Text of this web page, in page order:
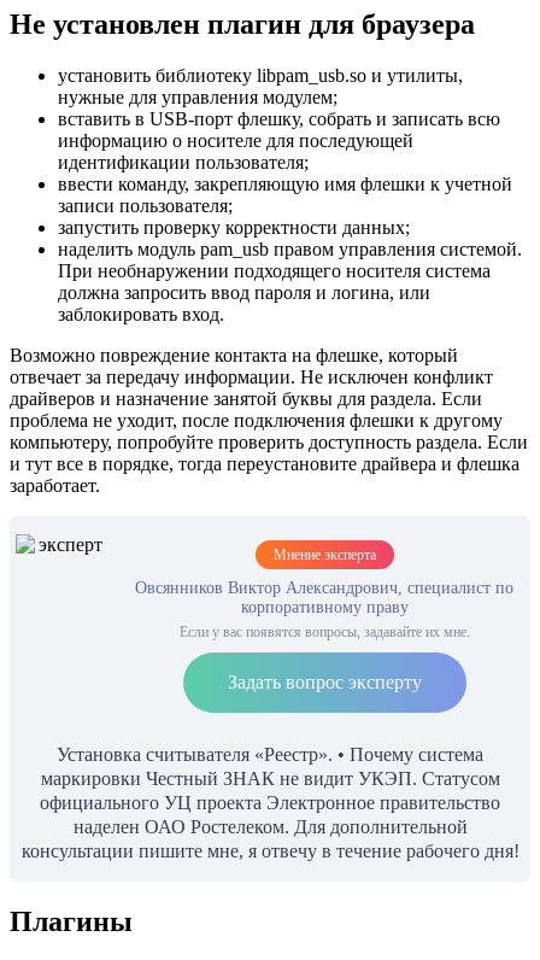
Не установлен плагин для браузера
установить библиотеку libpam_usb.so и утилиты,
нужные для управления модулем;
вставить в USB-порт флешку, собрать и записать всю
информацию о носителе для последующей
идентификации пользователя;
ввести команду, закрепляющую имя флешки к учетной
записи пользователя;
запустить проверку корректности данных;
наделить модуль pam_usb правом управления системой.
При необнаружении подходящего носителя система
должна запросить ввод пароля и логина, или
заблокировать вход.
Возможно повреждение контакта на флешке, который
отвечает за передачу информации. Не исключен конфликт
драйверов и назначение занятой буквы для раздела. Если
проблема не уходит, после подключения флешки к другому
компьютеру, попробуйте проверить доступность раздела. Если
и тут все в порядке, тогда переустановите драйвера и флешка
заработает.
Мнение эксперта
Овсянников Виктор Александрович, специалист по
корпоративному праву
Если у вас появятся вопросы, задавайте их мне.
Задать вопрос эксперту
Установка считывателя «Реестр». • Почему система
маркировки Честный ЗНАК не видит УКЭП. Статусом
официального УЦ проекта Электронное правительство
наделен ОАО Ростелеком. Для дополнительной
консультации пишите мне, я отвечу в течение рабочего дня!
Плагины